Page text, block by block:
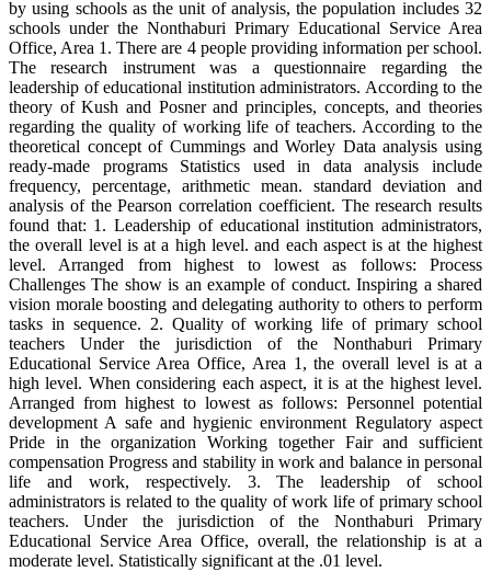
by using schools as the unit of analysis, the population includes 32
schools under the Nonthaburi Primary Educational Service Area
Office, Area 1. There are 4 people providing information per school.
The research instrument was a questionnaire regarding the
leadership of educational institution administrators. According to the
theory of Kush and Posner and principles, concepts, and theories
regarding the quality of working life of teachers. According to the
theoretical concept of Cummings and Worley Data analysis using
ready-made programs Statistics used in data analysis include
frequency, percentage, arithmetic mean. standard deviation and
analysis of the Pearson correlation coefficient. The research results
found that: 1. Leadership of educational institution administrators,
the overall level is at a high level. and each aspect is at the highest
level. Arranged from highest to lowest as follows: Process
Challenges The show is an example of conduct. Inspiring a shared
vision morale boosting and delegating authority to others to perform
tasks in sequence. 2. Quality of working life of primary school
teachers Under the jurisdiction of the Nonthaburi Primary
Educational Service Area Office, Area 1, the overall level is at a
high level. When considering each aspect, it is at the highest level.
Arranged from highest to lowest as follows: Personnel potential
development A safe and hygienic environment Regulatory aspect
Pride in the organization Working together Fair and sufficient
compensation Progress and stability in work and balance in personal
life and work, respectively. 3. The leadership of school
administrators is related to the quality of work life of primary school
teachers. Under the jurisdiction of the Nonthaburi Primary
Educational Service Area Office, overall, the relationship is at a
moderate level. Statistically significant at the .01 level.